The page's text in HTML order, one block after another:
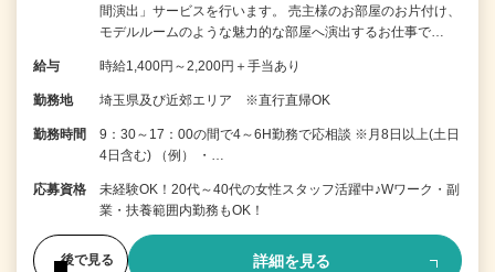
間演出」サービスを行います。 売主様のお部屋のお片付け、
モデルルームのような魅力的な部屋へ演出するお仕事で…
給与 時給1,400円～2,200円＋手当あり
勤務地 埼玉県及び近郊エリア ※直行直帰OK
勤務時間
9：30～17：00の間で4～6H勤務で応相談 ※月8日以上(土日
4日含む) （例） ・…
応募資格
未経験OK！20代～40代の女性スタッフ活躍中♪Wワーク・副
業・扶養範囲内勤務もOK！
後で見る 詳細を見る